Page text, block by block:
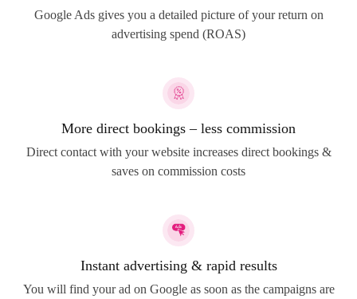
Google Ads gives you a detailed picture of your return on
advertising spend (ROAS)
More direct bookings – less commission
Direct contact with your website increases direct bookings &
saves on commission costs
Instant advertising & rapid results
You will find your ad on Google as soon as the campaigns are